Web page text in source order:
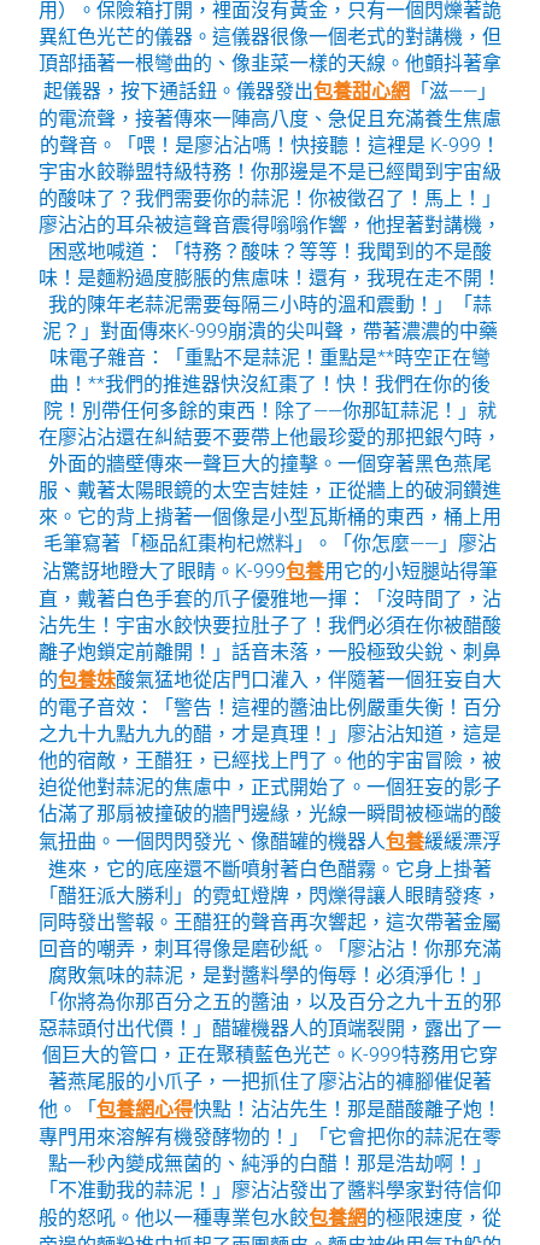
用）。保險箱打開，裡面沒有黃金，只有一個閃爍著詭
異紅色光芒的儀器。這儀器很像一個老式的對講機，但
頂部插著一根彎曲的、像韭菜一樣的天線。他顫抖著拿
起儀器，按下通話鈕。儀器發出包養甜心網
「滋——」
的電流聲，接著傳來一陣高八度、急促且充滿養生焦慮
的聲音。「喂！是廖沾沾嗎！快接聽！這裡是 K-999！
宇宙水餃聯盟特級特務！你那邊是不是已經聞到宇宙級
的酸味了？我們需要你的蒜泥！你被徵召了！馬上！」
廖沾沾的耳朵被這聲音震得嗡嗡作響，他捏著對講機，
困惑地喊道：「特務？酸味？等等！我聞到的不是酸
味！是麵粉過度膨脹的焦慮味！還有，我現在走不開！
我的陳年老蒜泥需要每隔三小時的溫和震動！」「蒜
泥？」對面傳來K-999崩潰的尖叫聲，帶著濃濃的中藥
味電子雜音：「重點不是蒜泥！重點是**時空正在彎
曲！**我們的推進器快沒紅棗了！快！我們在你的後
院！別帶任何多餘的東西！除了——你那缸蒜泥！」就
在廖沾沾還在糾結要不要帶上他最珍愛的那把銀勺時，
外面的牆壁傳來一聲巨大的撞擊。一個穿著黑色燕尾
服、戴著太陽眼鏡的太空吉娃娃，正從牆上的破洞鑽進
來。它的背上揹著一個像是小型瓦斯桶的東西，桶上用
毛筆寫著「極品紅棗枸杞燃料」。「你怎麼——」廖沾
沾驚訝地瞪大了眼睛。K-999包養用它的小短腿站得筆
直，戴著白色手套的爪子優雅地一揮：「沒時間了，沾
沾先生！宇宙水餃快要拉肚子了！我們必須在你被醋酸
離子炮鎖定前離開！」話音未落，一股極致尖銳、刺鼻
的包養妹酸氣猛地從店門口灌入，伴隨著一個狂妄自大
的電子音效：「警告！這裡的醬油比例嚴重失衡！百分
之九十九點九九的醋，才是真理！」廖沾沾知道，這是
他的宿敵，王醋狂，已經找上門了。他的宇宙冒險，被
迫從他對蒜泥的焦慮中，正式開始了。一個狂妄的影子
佔滿了那扇被撞破的牆門邊緣，光線一瞬間被極端的酸
氣扭曲。一個閃閃發光、像醋罐的機器人包養緩緩漂浮
進來，它的底座還不斷噴射著白色醋霧。它身上掛著
「醋狂派大勝利」的霓虹燈牌，閃爍得讓人眼睛發疼，
同時發出警報。王醋狂的聲音再次響起，這次帶著金屬
回音的嘲弄，刺耳得像是磨砂紙。「廖沾沾！你那充滿
腐敗氣味的蒜泥，是對醬料學的侮辱！必須淨化！」
「你將為你那百分之五的醬油，以及百分之九十五的邪
惡蒜頭付出代價！」醋罐機器人的頂端裂開，露出了一
個巨大的管口，正在聚積藍色光芒。K-999特務用它穿
著燕尾服的小爪子，一把抓住了廖沾沾的褲腳催促著
他。「包養網心得快點！沾沾先生！那是醋酸離子炮！
專門用來溶解有機發酵物的！」「它會把你的蒜泥在零
點一秒內變成無菌的、純淨的白醋！那是浩劫啊！」
「不准動我的蒜泥！」廖沾沾發出了醬料學家對待信仰
般的怒吼。他以一種專業包水餃包養網的極限速度，從